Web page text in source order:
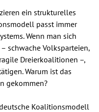
ein strukturelles
passt immer
Wenn man sich
schwache Volksparteien,
Dreierkoalitionen –,
Warum ist das
gekommen?
Koalitionsmodell